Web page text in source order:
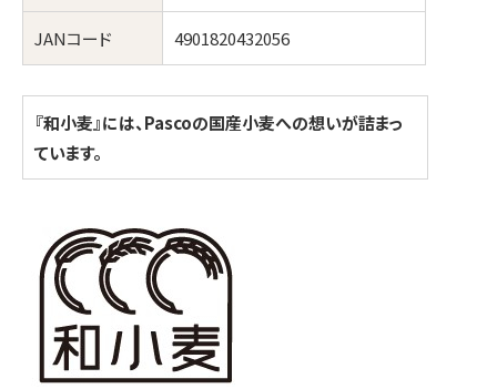
JANコード 4901820432056
『和小麦』には、Pascoの国産小麦への想いが詰まっ
ています。